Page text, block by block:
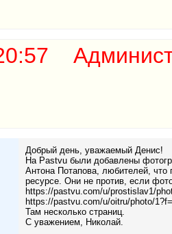
Добрый день, уважаемый Денис!
На Pastvu были добавлены
Антона Потапова, любителей,
ресурсе. Они не против, если
https://pastvu.com/u/prostislav1/
https://pastvu.com/u/oitru/photo/
Там несколько страниц.
С уважением, Николай.